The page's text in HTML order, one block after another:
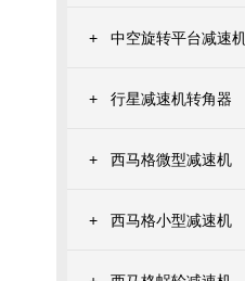
+ 中空旋转平台减速机
+ 行星减速机转角器
+ 西马格微型减速机
+ 西马格小型减速机